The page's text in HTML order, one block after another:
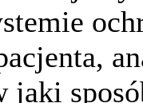
jaki